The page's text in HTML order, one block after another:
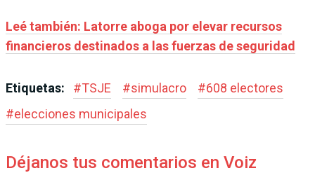
Leé también: Latorre aboga por elevar recursos
financieros destinados a las fuerzas de seguridad
Etiquetas: #TSJE #simulacro #608 electores
#elecciones municipales
Déjanos tus comentarios en Voiz